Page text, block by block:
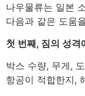
나우물류는 일본
다음과 같은 도움
첫 번째, 짐의 성
박스 수량, 무게,
항공이 적합한지,